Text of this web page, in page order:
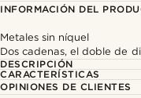
INFORMACIÓN DEL
Metales sin níquel
Dos cadenas, el doble de
DESCRIPCIÓN
CARACTERÍSTICAS
OPINIONES DE CLIENTES